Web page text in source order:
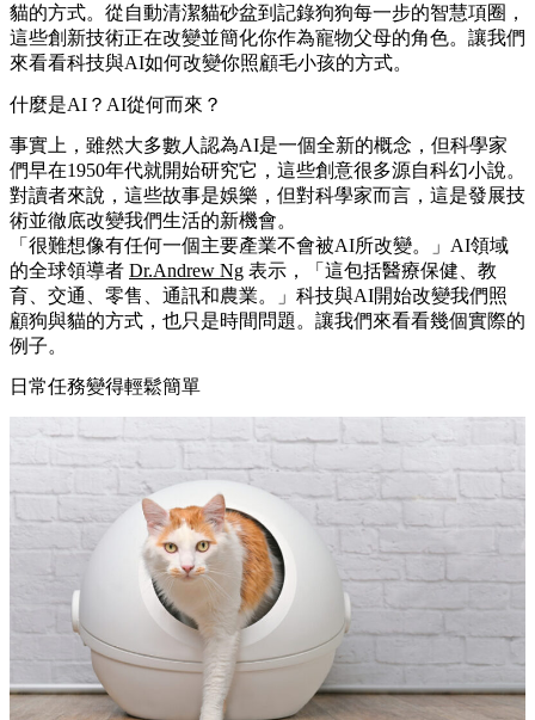
貓的方式。從自動清潔貓砂盆到記錄狗狗每一步的智慧項圈，
這些創新技術正在改變並簡化你作為寵物父母的角色。讓我們
來看看科技與AI如何改變你照顧毛小孩的方式。
什麼是AI？AI從何而來？
事實上，雖然大多數人認為AI是一個全新的概念，但科學家
們早在1950年代就開始研究它，這些創意很多源自科幻小說。
對讀者來說，這些故事是娛樂，但對科學家而言，這是發展技
術並徹底改變我們生活的新機會。
「很難想像有任何一個主要產業不會被AI所改變。」AI領域
的全球領導者 Dr.Andrew Ng 表示，「這包括醫療保健、教
育、交通、零售、通訊和農業。」科技與AI開始改變我們照
顧狗與貓的方式，也只是時間問題。讓我們來看看幾個實際的
例子。
日常任務變得輕鬆簡單